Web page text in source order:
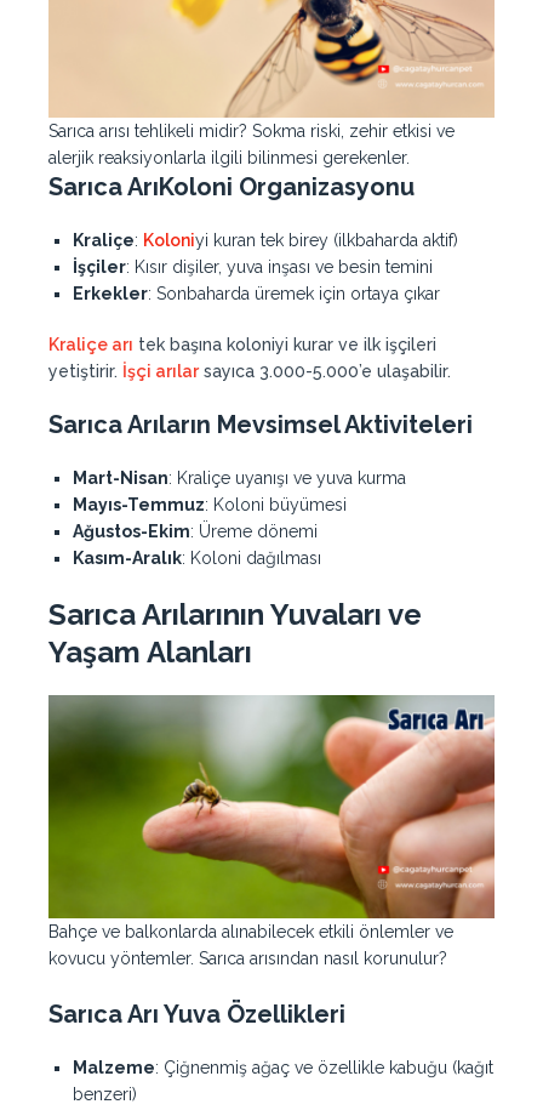
Sarıca arısı tehlikeli midir? Sokma riski, zehir etkisi ve
alerjik reaksiyonlarla ilgili bilinmesi gerekenler.
Sarıca ArıKoloni Organizasyonu
Kraliçe: Koloniyi kuran tek birey (ilkbaharda aktif)
İşçiler: Kısır dişiler, yuva inşası ve besin temini
Erkekler: Sonbaharda üremek için ortaya çıkar
Kraliçe arı tek başına koloniyi kurar ve ilk işçileri
yetiştirir. İşçi arılarsayıca 3.000-5.000’e ulaşabilir.
Sarıca Arıların Mevsimsel Aktiviteleri
Mart-Nisan: Kraliçe uyanışı ve yuva kurma
Mayıs-Temmuz: Koloni büyümesi
Ağustos-Ekim: Üreme dönemi
Kasım-Aralık: Koloni dağılması
Sarıca Arılarının Yuvaları ve
Yaşam Alanları
Bahçe ve balkonlarda alınabilecek etkili önlemler ve
kovucu yöntemler. Sarıca arısından nasıl korunulur?
Sarıca Arı Yuva Özellikleri
Malzeme: Çiğnenmiş ağaç ve özellikle kabuğu (kağıt
benzeri)